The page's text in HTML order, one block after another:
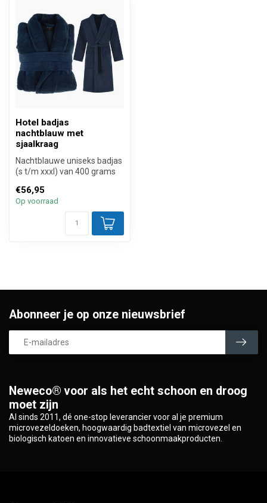
Hotel badjas
nachtblauw met
sjaalkraag
Nachtblauwe uniseks badjas
(s t/m xxxl) van 400 grams
€56,95
Op voorraad
Neweco® voor als het echt schoon en droog
moet zijn
Al sinds 2011, dé one-stop leverancier voor al je premium
microvezeldoeken, hoogwaardig badtextiel van microvezel en
biologisch katoen en innovatieve schoonmaakproducten.
Abonneer je op onze nieuwsbrief